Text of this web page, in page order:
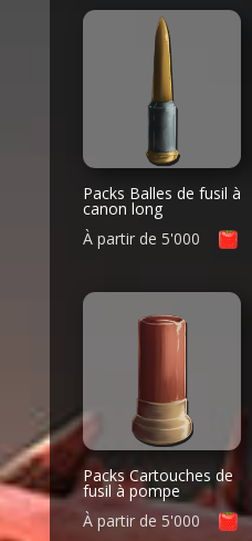
Packs Balles de fusil à
canon long
À partir de 5'000
Packs Cartouches de
fusil à pompe
À partir de 5'000